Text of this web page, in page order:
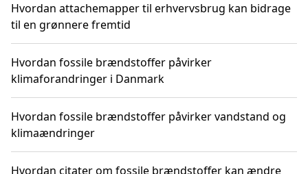
Hvordan attachemapper til erhvervsbrug kan bidrage
til en grønnere fremtid
Hvordan fossile brændstoffer påvirker
klimaforandringer i Danmark
Hvordan fossile brændstoffer påvirker vandstand og
klimaændringer
Hvordan citater om fossile brændstoffer kan ændre